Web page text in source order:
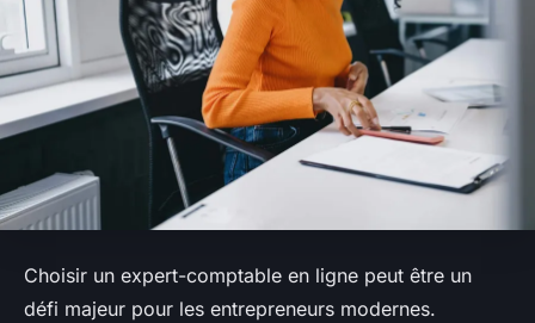
Choisir un expert-comptable en ligne peut être un
défi majeur pour les entrepreneurs modernes.